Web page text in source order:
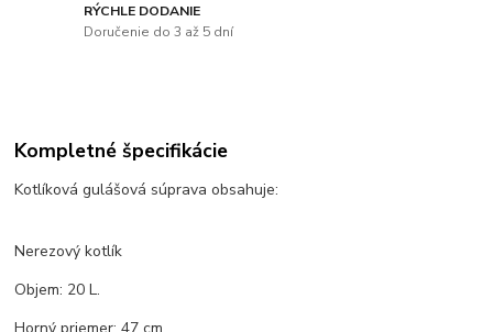
RÝCHLE DODANIE
Doručenie do 3 až 5 dní
Kompletné špecifikácie
Kotlíková gulášová súprava obsahuje:
Nerezový kotlík
Objem: 20 L.